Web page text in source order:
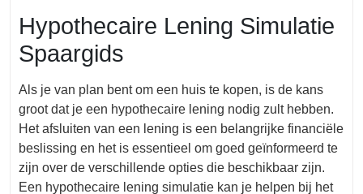
Hypothecaire Lening Simulatie
Spaargids
Als je van plan bent om een huis te kopen, is de kans
groot dat je een hypothecaire lening nodig zult hebben.
Het afsluiten van een lening is een belangrijke financiële
beslissing en het is essentieel om goed geïnformeerd te
zijn over de verschillende opties die beschikbaar zijn.
Een hypothecaire lening simulatie kan je helpen bij het